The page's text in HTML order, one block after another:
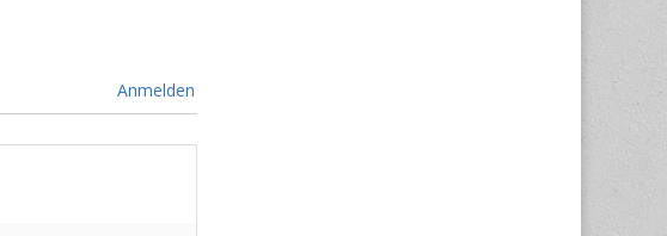
Anmelden